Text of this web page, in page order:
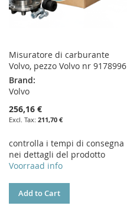
Misuratore di carburante
Volvo, pezzo Volvo nr 9178996
Brand:
Volvo
256,16 €
211,70 €
controlla i tempi di consegna
nei dettagli del prodotto
Voorraad info
Add to Cart